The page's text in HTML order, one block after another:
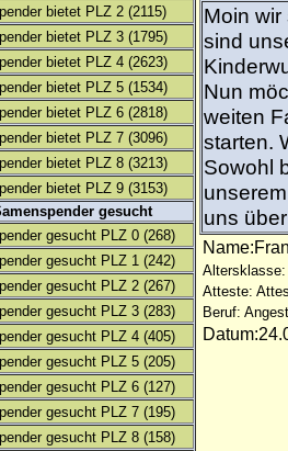
bietet PLZ 2 (2115)
bietet PLZ 3 (1795)
bietet PLZ 4 (2623)
bietet PLZ 5 (1534)
bietet PLZ 6 (2818)
bietet PLZ 7 (3096)
bietet PLZ 8 (3213)
bietet PLZ 9 (3153)
gesucht
gesucht PLZ 0 (268)
gesucht PLZ 1 (242)
gesucht PLZ 2 (267)
gesucht PLZ 3 (283)
gesucht PLZ 4 (405)
gesucht PLZ 5 (205)
gesucht PLZ 6 (127)
gesucht PLZ 7 (195)
gesucht PLZ 8 (158)
Moin
sind
Nun
weiten
starten.
Sowohl
uns
Altersklasse:
Atteste:
Beruf: